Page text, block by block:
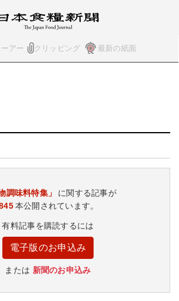
アー クリッピング 最新の紙面
調味料特集」
に関する記事が
本公開されています。
有料記事を購読するには
電子版のお申込み
または 新聞のお申込み